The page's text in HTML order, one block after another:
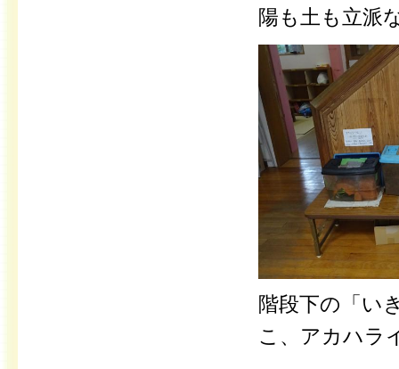
陽も土も立派
階段下の「い
こ、アカハラ